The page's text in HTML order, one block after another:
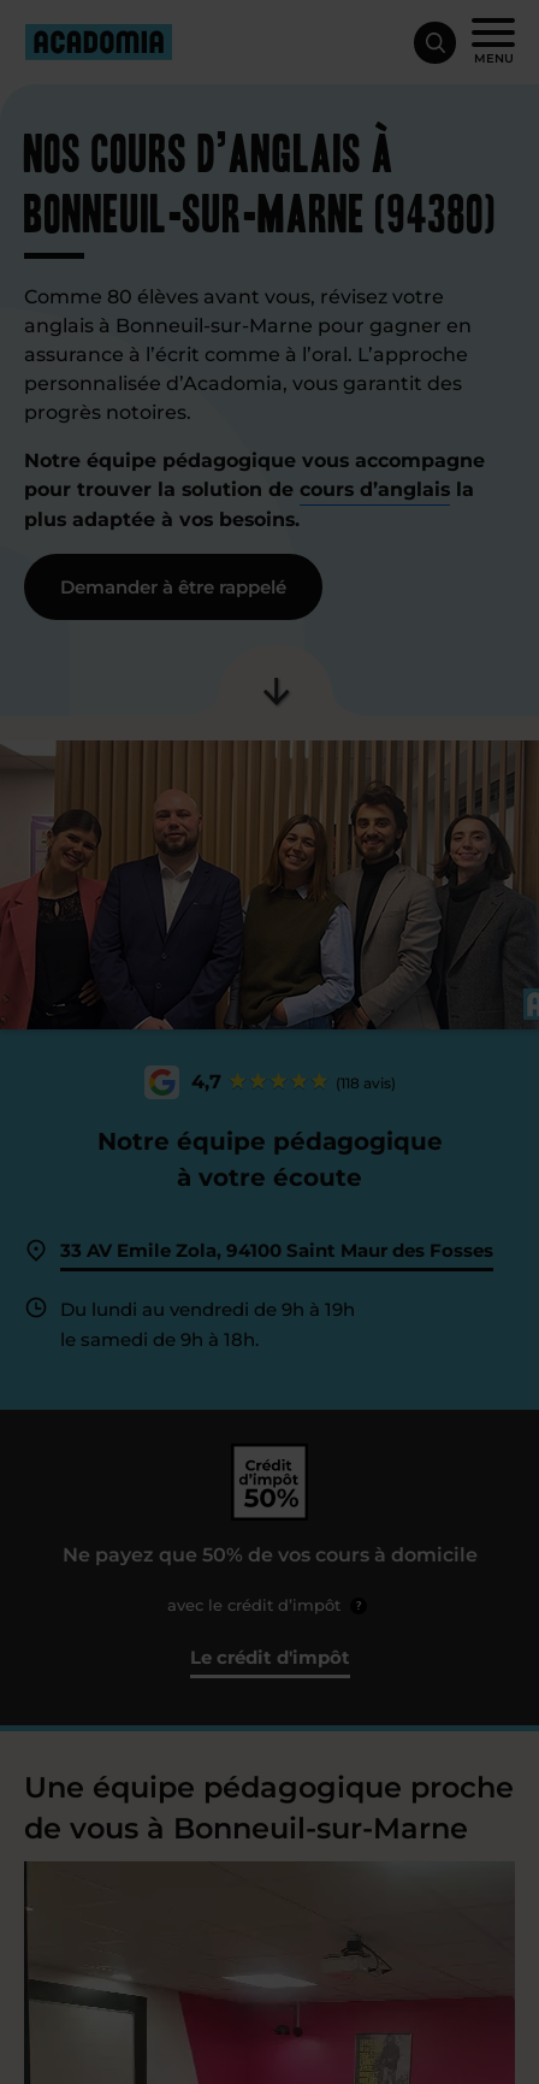
MENU
Nos cours d’anglais à
Bonneuil-sur-Marne (94380)
Comme 80 élèves avant vous, révisez votre
anglais à Bonneuil-sur-Marne pour gagner en
assurance à l’écrit comme à l’oral. L’approche
personnalisée d’Acadomia, vous garantit des
progrès notoires.
Notre équipe pédagogique vous accompagne
pour trouver la solution de cours d’anglais la
plus adaptée à vos besoins.
Demander à être rappelé
4,7 (118 avis)
Notre équipe pédagogique
à votre écoute
33 AV Emile Zola, 94100 Saint Maur des Fosses
Du lundi au vendredi de 9h à 19h
le samedi de 9h à 18h.
Ne payez que 50% de vos cours à domicile
avec le crédit d’impôt ?
Le crédit d'impôt
Une équipe pédagogique proche
de vous à Bonneuil-sur-Marne